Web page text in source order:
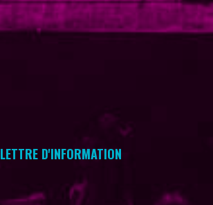
LETTRE D'INFORMATION